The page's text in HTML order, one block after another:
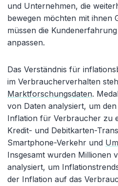
und Unternehmen, die
bewegen möchten mit ihnen
müssen die
anpassen.
Das Verständnis für
im Verbraucherverhalten
Marktforschungsdaten.
von Daten analysiert, um
Inflation für Verbraucher zu
Kredit- und Debitkarten-
Smartphone-Verkehr und
Insgesamt wurden Millionen
analysiert, um
der Inflation auf das